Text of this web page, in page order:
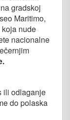
gradskoj
Maritimo,
nude
nacionalne
ili odlaganje
do polaska